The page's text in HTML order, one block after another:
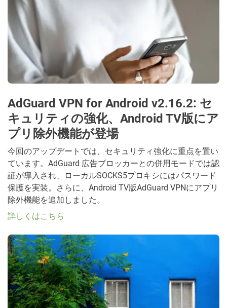
AdGuard VPN for Android v2.16.2: セ
キュリティの強化、Android TV版にア
プリ除外機能が登場
今回のアップデートでは、セキュリティ強化に重点を置い
ています。AdGuard 広告ブロッカーとの併用モードでは認
証が導入され、ローカルSOCKS5プロキシにはパスワード
保護を実装。さらに、Android TV版AdGuard VPNにアプリ
除外機能を追加しました。
詳しくはこちら